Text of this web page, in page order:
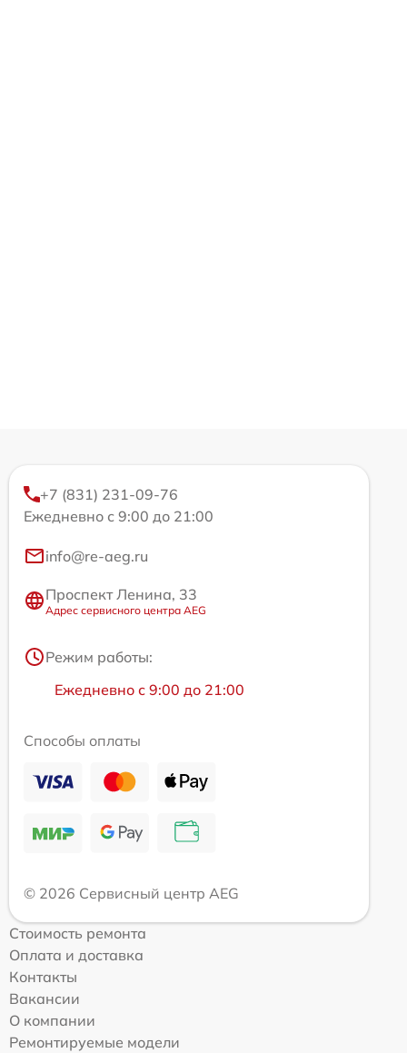
+7 (831) 231-09-76
Ежедневно с 9:00 до 21:00
info@re-aeg.ru
Проспект Ленина, 33
Адрес сервисного центра AEG
Режим работы:
Ежедневно с 9:00 до 21:00
Способы оплаты
© 2026 Сервисный центр AEG
Стоимость ремонта
Оплата и доставка
Контакты
Вакансии
О компании
Ремонтируемые модели